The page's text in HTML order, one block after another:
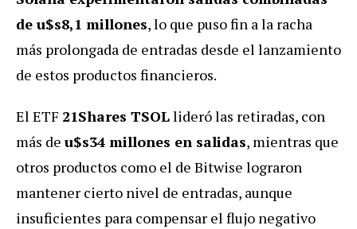
de u$s8,1 millones, lo que puso fin a la racha
más prolongada de entradas desde el lanzamiento
de estos productos financieros.
El ETF 21Shares TSOLlideró las retiradas, con
más de u$s34 millones en salidas, mientras que
otros productos como el de Bitwise lograron
mantener cierto nivel de entradas, aunque
insuficientes para compensar el flujo negativo